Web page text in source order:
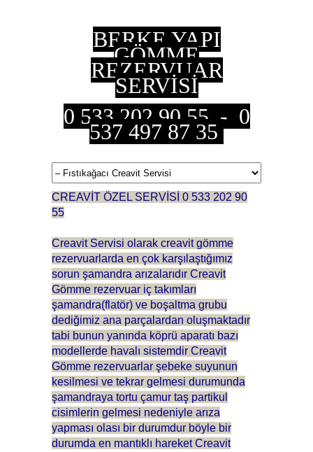
BERKE YAPI
GÖMME
REZERVUAR
SERVİSİ
0 533 202 90 55 - 0
537 497 87 35
CREAVİT ÖZEL SERVİSİ 0 533 202 90
55
Creavit Servisi olarak creavit gömme
rezervuarlarda en çok karşılaştığımız
sorun şamandra arızalarıdır Creavit
Gömme rezervuar iç takımları
şamandra(flatör) ve boşaltma grubu
dediğimiz ana parçalardan oluşmaktadır
tabi bunun yanında köprü aparatı bazı
modellerde havalı sistemdir Creavit
Gömme rezervuarlar şebeke suyunun
kesilmesi ve tekrar gelmesi durumunda
şamandraya tortu çamur taş partikul
cisimlerin gelmesi nedeniyle arıza
yapması olası bir durumdur böyle bir
durumda en mantıklı hareket Creavit